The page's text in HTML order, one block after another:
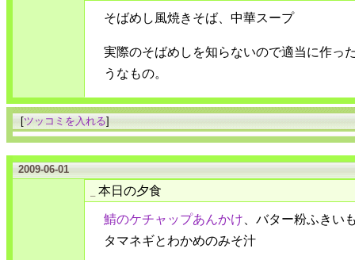
そばめし風焼きそば、中華スープ
実際のそばめしを知らないので適当に作っ
うなもの。
[ツッコミを入れる]
2009-06-01
本日の夕食
鯖のケチャップあんかけ 、バター粉ふきい
タマネギとわかめのみそ汁